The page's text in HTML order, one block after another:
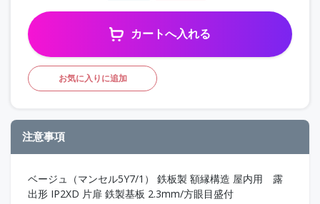
カートへ入れる
お気に入りに追加
注意事項
ベージュ（マンセル5Y7/1） 鉄板製 額縁構造 屋内用 露
出形 IP2XD 片扉 鉄製基板 2.3mm/方眼目盛付